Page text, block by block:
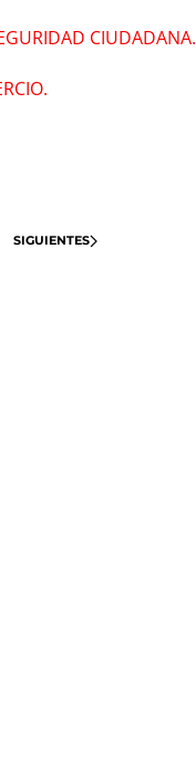
CIUDADANA.
SIGUIENTES